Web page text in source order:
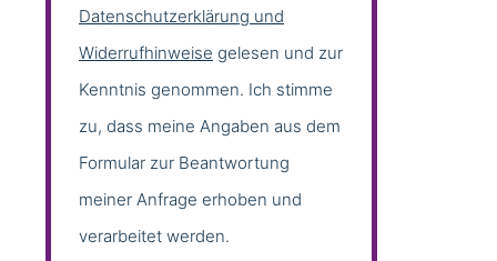
Datenschutzerklärung und
Widerrufhinweise gelesen und zur
Kenntnis genommen. Ich stimme
zu, dass meine Angaben aus dem
Formular zur Beantwortung
meiner Anfrage erhoben und
verarbeitet werden.